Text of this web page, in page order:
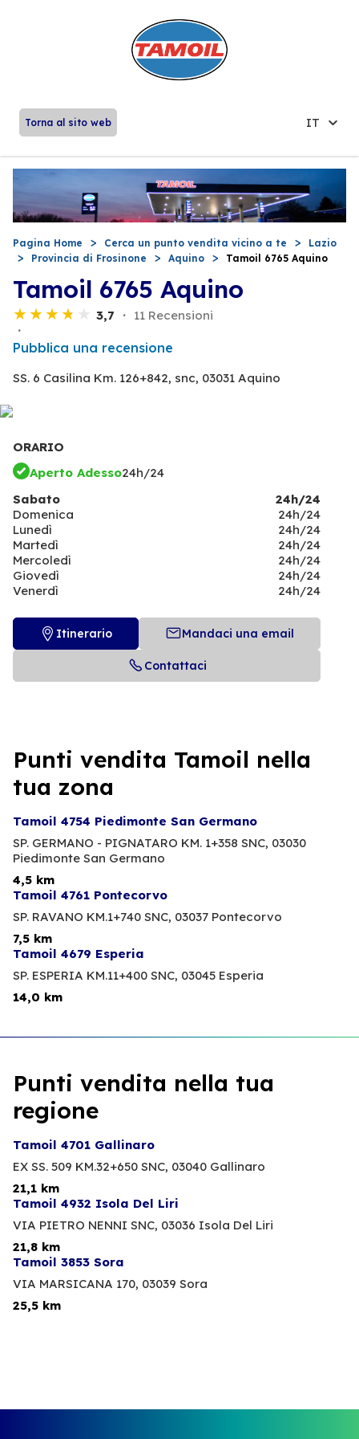
Torna al sito web IT
Pagina Home Cerca un punto vendita vicino a te
Lazio
Provincia di Frosinone
Aquino Tamoil 6765 Aquino
Tamoil 6765 Aquino
3,7 11 Recensioni
Pubblica una recensione
SS. 6 Casilina Km. 126+842, snc, 03031 Aquino
ORARIO
Aperto Adesso24h/24
Sabato
24h/24
Domenica
24h/24
Lunedì
24h/24
Martedì
24h/24
Mercoledì
24h/24
Giovedì
24h/24
Venerdì
24h/24
Itinerario Mandaci una email
Contattaci
Punti vendita Tamoil nella
tua zona
Tamoil 4754 Piedimonte San Germano
SP. GERMANO - PIGNATARO KM. 1+358 SNC, 03030
Piedimonte San Germano
4,5 km
Tamoil 4761 Pontecorvo
SP. RAVANO KM.1+740 SNC, 03037 Pontecorvo
7,5 km
Tamoil 4679 Esperia
SP. ESPERIA KM.11+400 SNC, 03045 Esperia
14,0 km
Punti vendita nella tua
regione
Tamoil 4701 Gallinaro
EX SS. 509 KM.32+650 SNC, 03040 Gallinaro
21,1 km
Tamoil 4932 Isola Del Liri
VIA PIETRO NENNI SNC, 03036 Isola Del Liri
21,8 km
Tamoil 3853 Sora
VIA MARSICANA 170, 03039 Sora
25,5 km